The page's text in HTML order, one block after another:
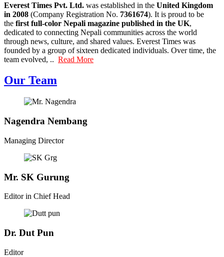
Everest Times Pvt. Ltd. was established in the United Kingdom
in 2008 (Company Registration No. 7361674). It is proud to be
the first full-color Nepali magazine published in the UK,
dedicated to connecting Nepali communities across the world
through news, culture, and shared values. Everest Times was
founded by a group of sixteen dedicated individuals. Over time, the
team evolved, .. Read More
Our Team
Nagendra Nembang
Managing Director
Mr. SK Gurung
Editor in Chief Head
Dr. Dut Pun
Editor